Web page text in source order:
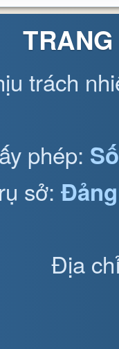
trách
phép:
sở:
Địa